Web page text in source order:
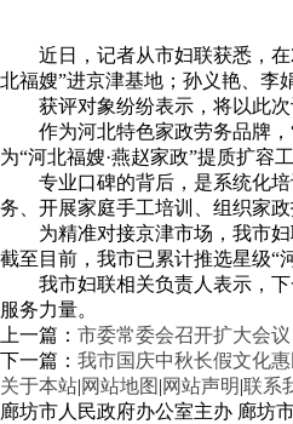
近日，记者从市妇联获悉，
北福嫂”进京津基地；孙义艳、李
获评对象纷纷表示，将以此
作为河北特色家政劳务品牌
为“河北福嫂·燕赵家政”提质扩容
专业口碑的背后，是系统化
务、开展家庭手工培训、组织家
为精准对接京津市场，我市
截至目前，我市已累计推选星级“
我市妇联相关负责人表示，
服务力量。
上一篇： 市委常委会召开扩大会
下一篇： 我市国庆中秋长假文化
关于本站|网站地图 |网站声明|联系
廊坊市人民政府办公室主办 廊坊